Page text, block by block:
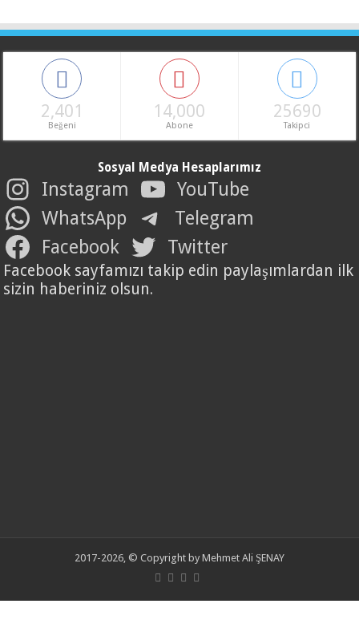
2,401
Beğeni
14,000
Abone
25690
Takipci
Sosyal Medya Hesaplarımız
Instagram
YouTube
WhatsApp
Telegram
Facebook
Twitter
Facebook sayfamızı takip edin paylaşımlardan ilk
sizin haberiniz olsun.
2017-2026, © Copyright by Mehmet Ali ŞENAY